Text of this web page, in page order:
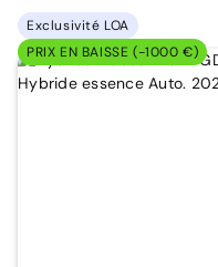
Exclusivité LOA
PRIX EN BAISSE (-1000 €)